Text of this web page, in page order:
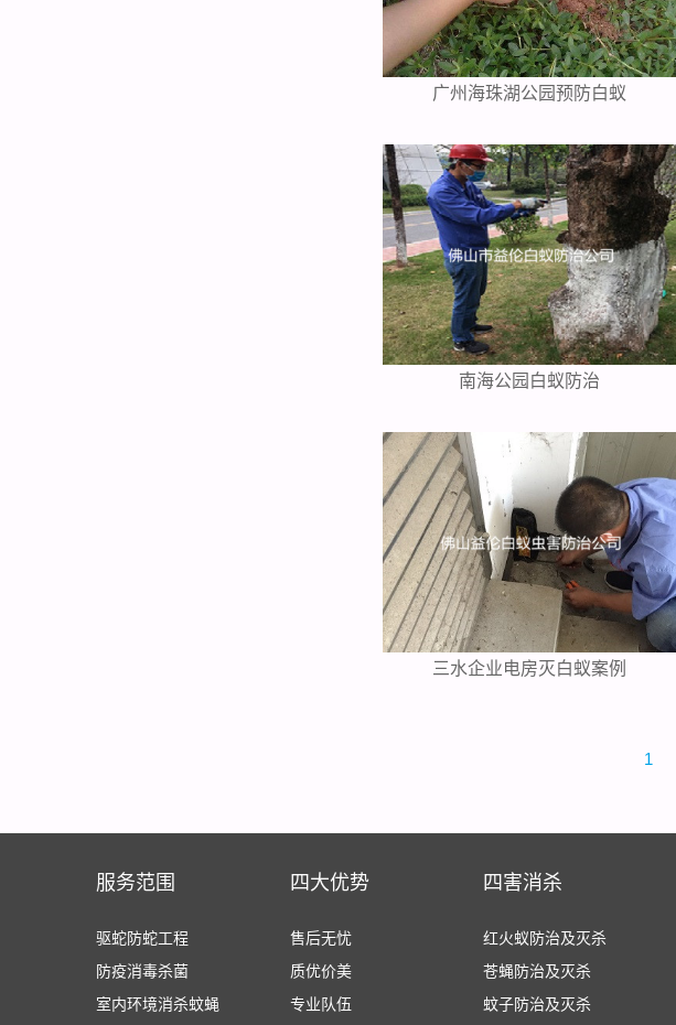
广州海珠湖公园预防白蚁
南海公园白蚁防治
三水企业电房灭白蚁案例
1
服务范围
驱蛇防蛇工程
防疫消毒杀菌
室内环境消杀蚊蝇
四大优势
售后无忧
质优价美
专业队伍
四害消杀
红火蚁防治及灭杀
苍蝇防治及灭杀
蚊子防治及灭杀